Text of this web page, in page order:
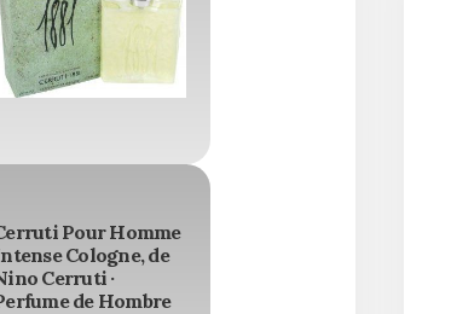
Pour Homme
Cologne, de
Cerruti ·
de Hombre